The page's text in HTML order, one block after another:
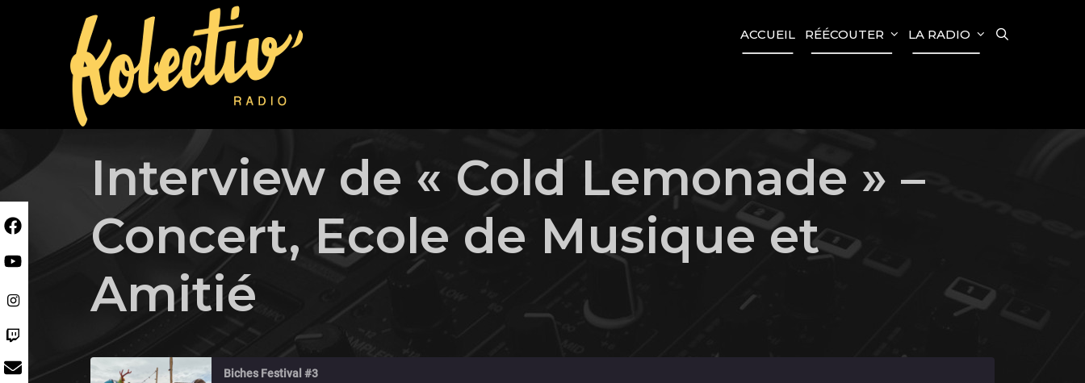
ACCUEIL RÉÉCOUTER LA RADIO
Interview de « Cold Lemonade » –
Concert, Ecole de Musique et
Amitié
Biches Festival #3